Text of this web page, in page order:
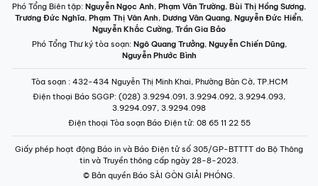
Phó Tổng Biên tập: Nguyễn Ngọc Anh, Phạm Văn Trường, Bùi Thị Hồng Sương,
Trương Đức Nghĩa, Phạm Thị Vân Anh, Dương Văn Quang, Nguyễn Đức Hiển,
Nguyễn Khắc Cường, Trần Gia Bảo
Phó Tổng Thư ký tòa soạn: Ngô Quang Trưởng, Nguyễn Chiến Dũng,
Nguyễn Phước Bình
Tòa soạn : 432-434 Nguyễn Thị Minh Khai, Phường Bàn Cờ, TP.HCM
Điện thoại Báo SGGP: (028) 3.9294.091, 3.9294.092, 3.9294.093,
3.9294.097, 3.9294.098
Điện thoại Tòa soạn Báo Điện tử: 08 65 11 22 55
Giấy phép hoạt động Báo in và Báo Điện tử số 305/GP-BTTTT do Bộ Thông
tin và Truyền thông cấp ngày 28-8-2023.
© Bản quyền Báo SÀI GÒN GIẢI PHÓNG.